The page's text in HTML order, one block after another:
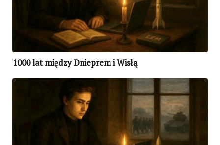
1000 lat między Dnieprem i Wisłą